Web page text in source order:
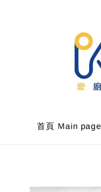
首頁 Ｍain page